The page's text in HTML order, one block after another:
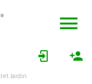
Jardin